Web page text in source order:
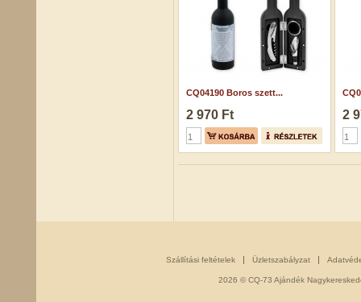
CQ04190 Boros szett...
2 970 Ft 2
Szállítási feltételek Üzletszabályzat
2026 © CQ-73 Ajándék